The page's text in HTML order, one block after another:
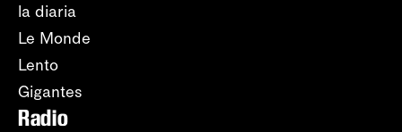
la diaria
Le Monde
Lento
Gigantes
Radio